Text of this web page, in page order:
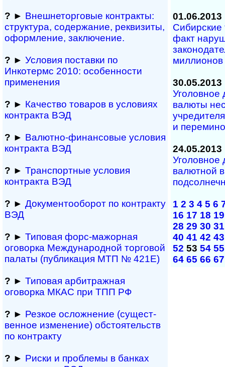
? ► Внешнеторговые контракты:
структура, содержание, реквизиты,
оформление, заключение.
? ► Условия поставки по
Инкотермс 2010: осо­бен­нос­ти
применения
? ► Качество товаров в условиях
контракта ВЭД
? ► Валютно-финансовые условия
контракта ВЭД
? ► Транспортные условия
контракта ВЭД
? ► Документооборот по контракту
ВЭД
? ► Типовая форс-мажор­ная
оговорка Междуна­род­ной торговой
палаты (публикация МТП № 421Е)
? ► Типовая арбитражная
оговорка МКАС при ТПП РФ
? ► Резкое осложнение (сущест­
вен­ное измене­ние) обсто­ятельств
по контракту
? ► Риски и проблемы в банках
01.06.2013
факт
миллионов
30.05.2013
Уголовное
валюты
и
24.05.2013
Уголовное
валютной
1 2 3 4 5 6
16 17 18 19
28 29 30 31
40 41 42 43
52 53 54 55
64 65 66 67